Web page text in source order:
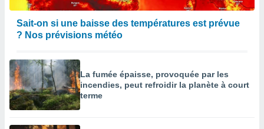
Sait-on si une baisse des températures est prévue
? Nos prévisions météo
La fumée épaisse, provoquée par les
incendies, peut refroidir la planète à court
terme